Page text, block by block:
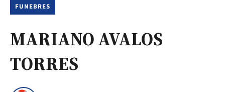
FUNEBRES
MARIANO AVALOS
TORRES